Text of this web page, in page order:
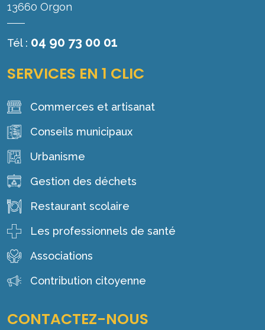
13660 Orgon
Tél : 04 90 73 00 01
SERVICES EN 1 CLIC
Commerces et artisanat
Conseils municipaux
Urbanisme
Gestion des déchets
Restaurant scolaire
Les professionnels de santé
Associations
Contribution citoyenne
CONTACTEZ-NOUS